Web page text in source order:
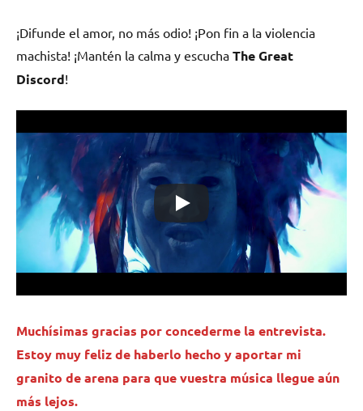
¡Difunde el amor, no más odio! ¡Pon fin a la violencia
machista! ¡Mantén la calma y escucha The Great
Discord!
Muchísimas gracias por concederme la entrevista.
Estoy muy feliz de haberlo hecho y aportar mi
granito de arena para que vuestra música llegue aún
más lejos.